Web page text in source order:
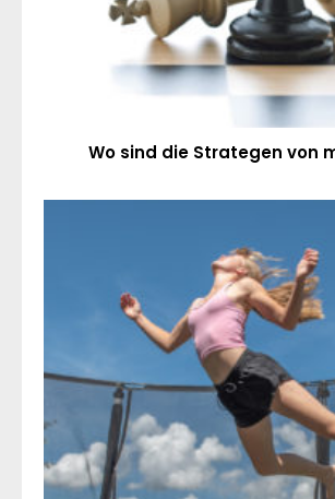
Wo sind die Strategen von